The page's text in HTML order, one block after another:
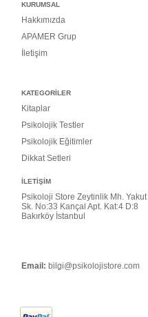
KURUMSAL
Hakkımızda
APAMER Grup
İletişim
KATEGORİLER
Kitaplar
Psikolojik Testler
Psikolojik Eğitimler
Dikkat Setleri
İLETİŞİM
Psikoloji Store Zeytinlik Mh. Yakut
Sk. No:33 Kançal Apt. Kat:4 D:8
Bakırköy İstanbul
Email: bilgi@psikolojistore.com